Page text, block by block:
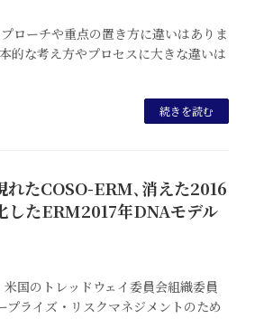
ローチや重点の置き方に違いはありま
的な考え方やプロセスに大きな違いは
続きを読む
たCOSO-ERM､消えた2016
したERM2017年DNAモデル
国のトレッドウェイ委員会組織委員
プライズ・リスクマネジメントのため